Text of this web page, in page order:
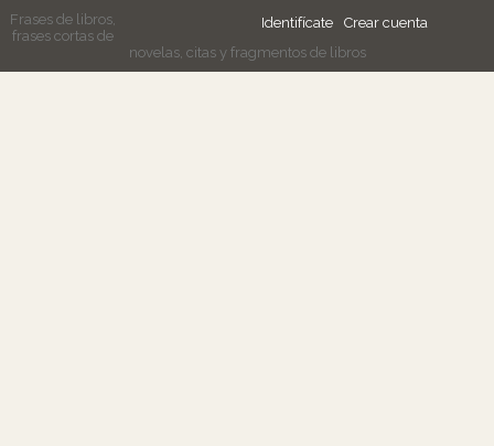
Identifícate Crear cuenta
Frases de libros,
frases cortas de
novelas, citas y fragmentos de libros